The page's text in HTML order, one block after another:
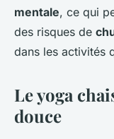
mentale, ce qui
des risques de
dans les activités
Le yoga
douce